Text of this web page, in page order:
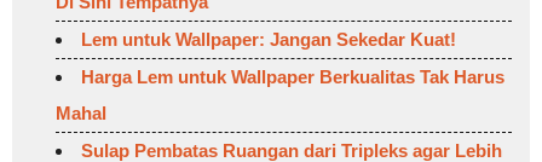
Lem untuk Wallpaper: Jangan Sekedar Kuat!
Harga Lem untuk Wallpaper Berkualitas Tak Harus
Mahal
Sulap Pembatas Ruangan dari Tripleks agar Lebih